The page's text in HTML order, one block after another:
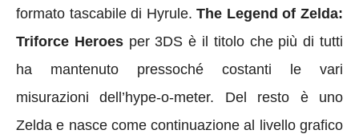
formato tascabile di Hyrule.The Legend of Zelda:
Triforce Heroesper 3DS è il titolo che più di tutti
ha mantenuto pressoché costanti le vari
misurazioni dell’hype-o-meter. Del resto è uno
Zelda e nasce come continuazione al livello grafico